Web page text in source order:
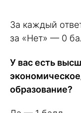
За каждый
за «Нет» — 0
У вас есть
образование?